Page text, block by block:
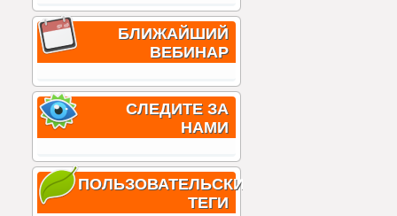
БЛИЖАЙШИЙ
ВЕБИНАР
СЛЕДИТЕ ЗА
НАМИ
ПОЛЬЗОВАТЕЛЬСКИЕ
ТЕГИ